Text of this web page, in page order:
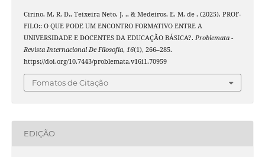
Cirino, M. R. D., Teixeira Neto, J. ., & Medeiros, E. M. de . (2025). PROF-
FILO:: O QUE PODE UM ENCONTRO FORMATIVO ENTRE A
UNIVERSIDADE E DOCENTES DA EDUCAÇÃO BÁSICA?. Problemata -
Revista Internacional De Filosofia, 16(1), 266–285.
https://doi.org/10.7443/problemata.v16i1.70959
Fomatos de Citação
EDIÇÃO